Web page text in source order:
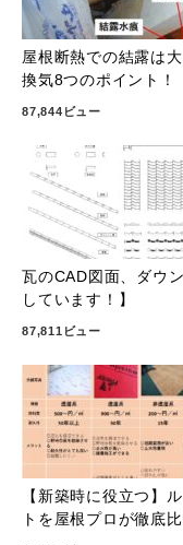
屋根断熱での結露は
換気8つのポイント！
87,844ビュー
瓦のCAD図面、ダウ
しています！】
87,811ビュー
【新築時に役立つ】
トを屋根プロが徹底